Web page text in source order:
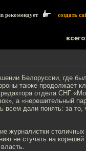
рекомендует создать
Белоруссии, где
также продолжает
отдела СНГ
а «нерешительный
всем дали понять: за то,
журналистки столичных
не стучать на